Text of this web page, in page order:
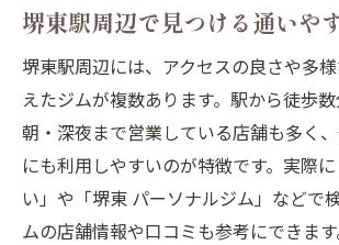
堺東駅周辺で見つける通いや
堺東駅周辺には、アクセスの良さや多
えたジムが複数あります。駅から徒歩
朝・深夜まで営業している店舗も多く
にも利用しやすいのが特徴です。実際
い」や「堺東 パーソナルジム」などで
ムの店舗情報や口コミも参考にできます